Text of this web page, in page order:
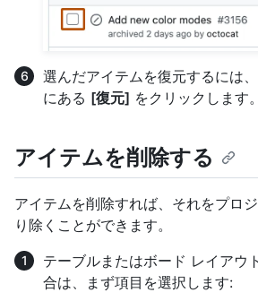
選んだアイテムを復元するには
にある [復元] をクリックします。
アイテムを削除する
アイテムを削除すれば、それをプロ
り除くことができます。
テーブルまたはボード レイアウ
合は、まず項目を選択します: